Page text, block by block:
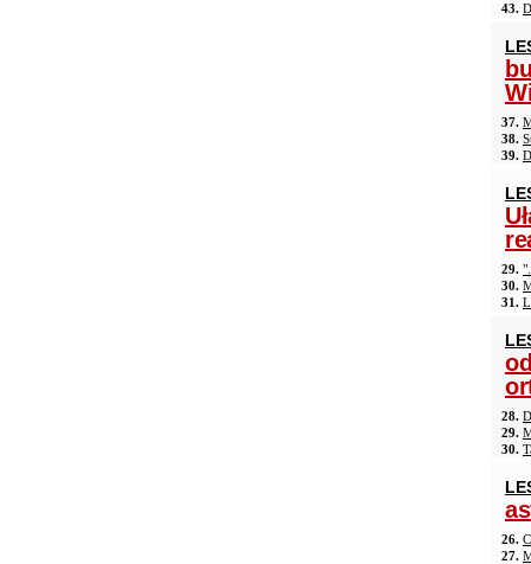
43.
37.
38.
39.
29.
30.
31.
28.
29.
30.
26.
27.